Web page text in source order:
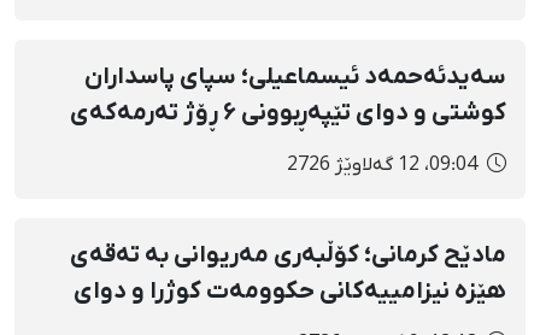
سەیدئەحمەد ئیسماعیلی؛ سپای پاسداران
کوشتی و دوای تێپەڕبوونی ۶ ڕۆژ تەرمەکەی
ڕادەست نەکردەوە و بێسەروشوێنی کرد
09:04، 12 گەلاوێژ 2726
مادێح کرمانی؛ کۆڵبەری مەریوانی بە تەقەی
هێزە نیزامییەکانی حکوومەت کوژرا و دوای
دوو ڕۆژ ناڕوونیی چارەنووسی تەرمەکەی